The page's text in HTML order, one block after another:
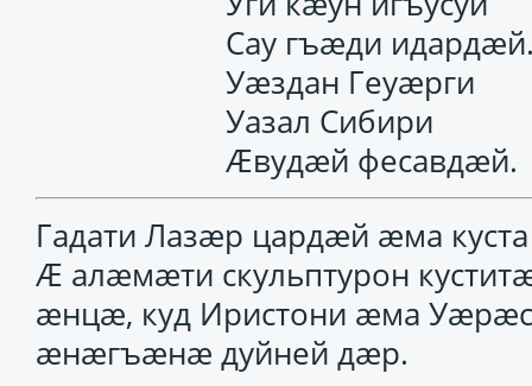
Сау гъӕди
Уӕздан Геуӕрги
Уазал Сибири
Ӕвудӕй фесавдӕй.
Гадати Лазӕр цардӕй ӕма
Ӕ алӕмӕти скульптурон
ӕнцӕ, куд Иристони ӕма
ӕнӕгъӕнӕ дуйней дӕр.